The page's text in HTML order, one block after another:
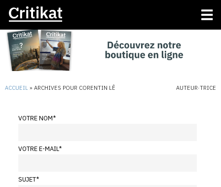
ACCUEIL » ARCHIVES POUR CORENTIN LÊ AUTEUR·TRICE
VOTRE NOM*
VOTRE E-MAIL*
SUJET*